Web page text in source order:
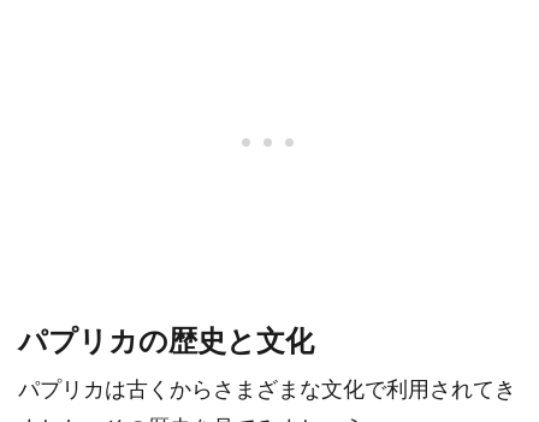
パプリカの歴史と文化
パプリカは古くからさまざまな文化で利用されてき